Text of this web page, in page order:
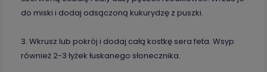
do miski i dodaj odsączoną kukurydzę z puszki.
3. Wkrusz lub pokrój i dodaj całą kostkę sera feta. Wsyp
również 2-3 łyżek łuskanego słonecznika.